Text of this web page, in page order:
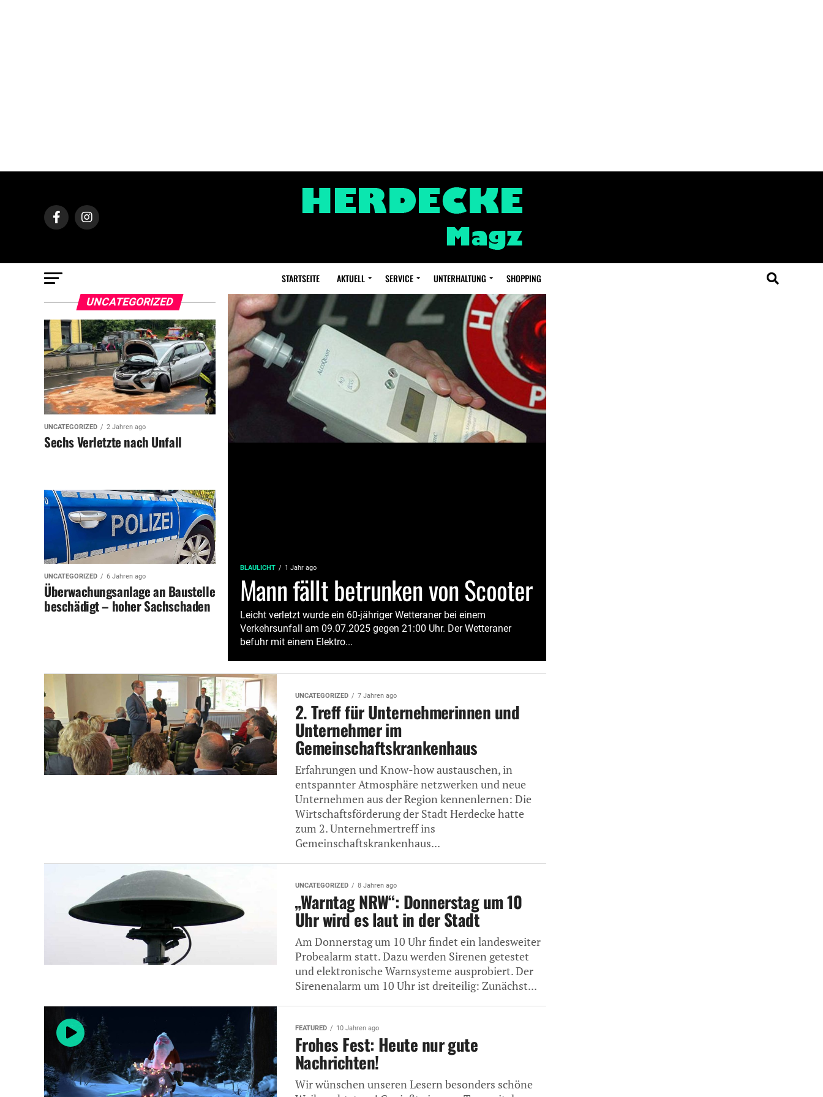
STARTSEITE AKTUELL SERVICE UNTERHALTUNG SHOPPING
BLAULICHT 1 Jahr ago
Mann fällt betrunken von Scooter
Leicht verletzt wurde ein 60-jähriger Wetteraner bei einem
Verkehrsunfall am 09.07.2025 gegen 21:00 Uhr. Der Wetteraner
befuhr mit einem Elektro...
UNCATEGORIZED
UNCATEGORIZED 2 Jahren ago
Sechs Verletzte nach Unfall
UNCATEGORIZED 6 Jahren ago
Überwachungsanlage an Baustelle
beschädigt – hoher Sachschaden
UNCATEGORIZED 7 Jahren ago
2. Treff für Unternehmerinnen und
Unternehmer im
Gemeinschaftskrankenhaus
Erfahrungen und Know-how austauschen, in
entspannter Atmosphäre netzwerken und neue
Unternehmen aus der Region kennenlernen: Die
Wirtschaftsförderung der Stadt Herdecke hatte
zum 2. Unternehmertreff ins
Gemeinschaftskrankenhaus...
UNCATEGORIZED 8 Jahren ago
„Warntag NRW“: Donnerstag um 10
Uhr wird es laut in der Stadt
Am Donnerstag um 10 Uhr findet ein landesweiter
Probealarm statt. Dazu werden Sirenen getestet
und elektronische Warnsysteme ausprobiert. Der
Sirenenalarm um 10 Uhr ist dreiteilig: Zunächst...
FEATURED 10 Jahren ago
Frohes Fest: Heute nur gute
Nachrichten!
Wir wünschen unseren Lesern besonders schöne